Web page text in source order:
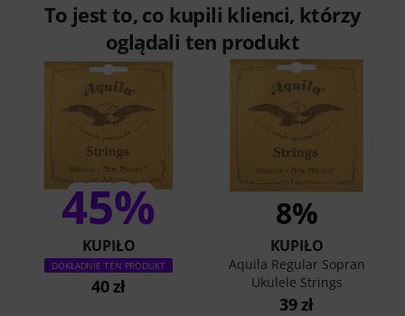
To jest to, co kupili klienci, którzy
oglądali ten produkt
45%
KUPIŁO
DOKŁADNIE TEN PRODUKT
40 zł
8%
KUPIŁO
Aquila Regular Sopran
Ukulele Strings
39 zł